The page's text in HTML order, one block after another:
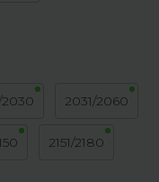
2030 2031/2060
2151/2180